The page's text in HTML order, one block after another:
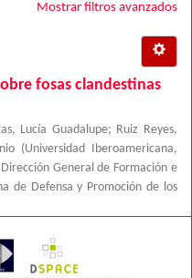
Mostrar filtros avanzados
fosas clandestinas
Lucía Guadalupe;
Ruiz Reyes,
(Universidad Iberoamericana,
General de Formación e
de Defensa y Promoción de los